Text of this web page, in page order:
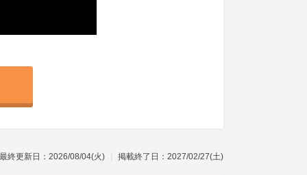
最終更新日：2026/08/04(火) 掲載終了日：2027/02/27(土)